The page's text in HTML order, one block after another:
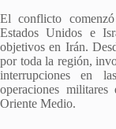
El conflicto
Estados Unidos e
objetivos en Irán.
por toda la región,
interrupciones en
operaciones
Oriente Medio.